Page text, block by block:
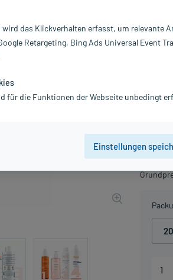
inkl. MwSt.
Inhalt:
PZN:
das Klickverhalten erfasst, um relevante
Retargeting, Bing Ads Universal Event
für die Funktionen der Webseite unbedingt
Einstellungen